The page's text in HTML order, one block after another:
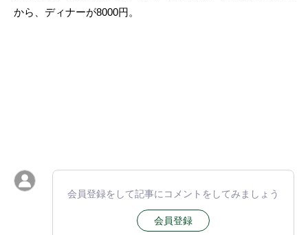
から、ディナーが8000円。
会員登録をして記事にコメントをしてみましょう
会員登録